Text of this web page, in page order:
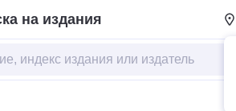
на издания